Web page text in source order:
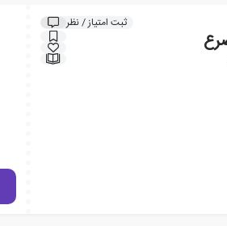
ثبت امتیاز / نظر